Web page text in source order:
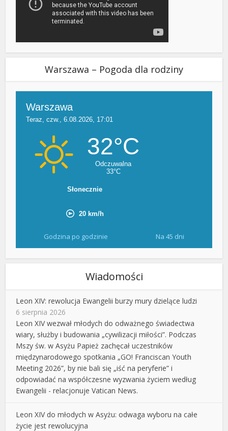
Warszawa – Pogoda dla rodziny
Godzina po godzinie Na 45 dni
Wiadomości
Leon XIV: rewolucja Ewangelii burzy mury dzielące ludzi
6 sierpnia 2026
Leon XIV wezwał młodych do odważnego świadectwa
wiary, służby i budowania „cywilizacji miłości”. Podczas
Mszy św. w Asyżu Papież zachęcał uczestników
międzynarodowego spotkania „GO! Franciscan Youth
Meeting 2026”, by nie bali się „iść na peryferie” i
odpowiadać na współczesne wyzwania życiem według
Ewangelii - relacjonuje Vatican News.
Leon XIV do młodych w Asyżu: odwaga wyboru na całe
życie jest rewolucyjna